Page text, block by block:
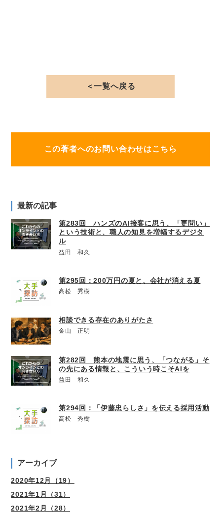
＜一覧へ戻る
この著者へのお問い合わせはこちら
最新の記事
第283回 ハンズのAI接客に思う、「更問い」
という技術と、職人の知見を増幅するデジタ
ル
益田 和久
第295回：200万円の夏と、会社が消える夏
高松 秀樹
相談できる存在のありがたさ
金山 正明
第282回 熊本の地震に思う、「つながる」そ
の先にある情報と、こういう時こそAIを
益田 和久
第294回：「伊藤忠らしさ」を伝える採用活動
高松 秀樹
アーカイブ
2020年12月（19）
2021年1月（31）
2021年2月（28）